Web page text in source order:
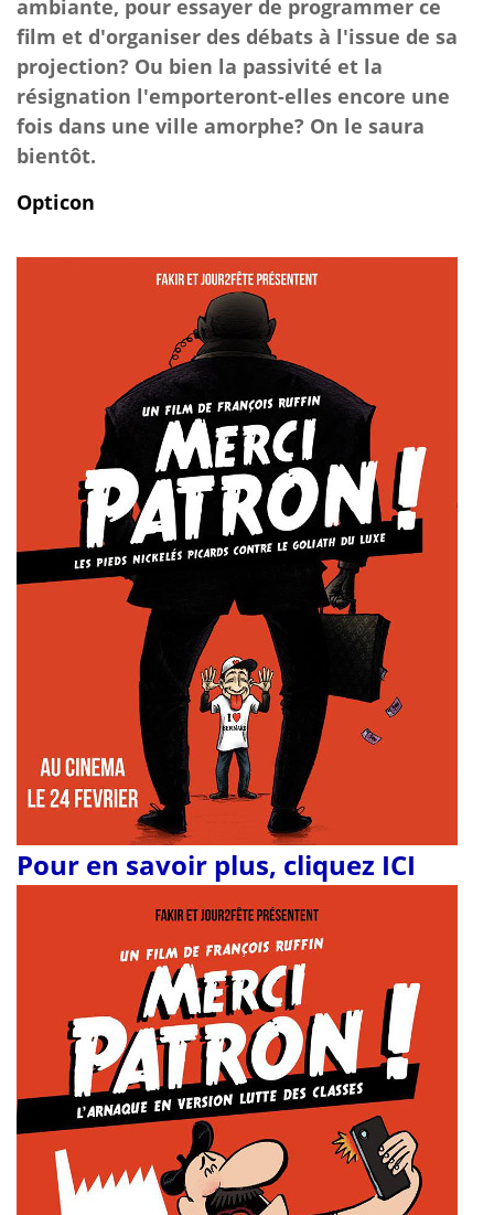
ambiante, pour essayer de programmer ce
film et d'organiser des débats à l'issue de sa
projection? Ou bien la passivité et la
résignation l'emporteront-elles encore une
fois dans une ville amorphe? On le saura
bientôt.
Opticon
Pour en savoir plus, cliquez ICI